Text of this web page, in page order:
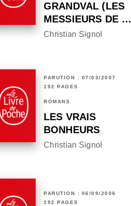
GRANDVAL (LES
MESSIEURS DE …
Christian Signol
PARUTION : 07/03/2007
192 PAGES
ROMANS
LES VRAIS
BONHEURS
Christian Signol
PARUTION : 06/09/2006
192 PAGES